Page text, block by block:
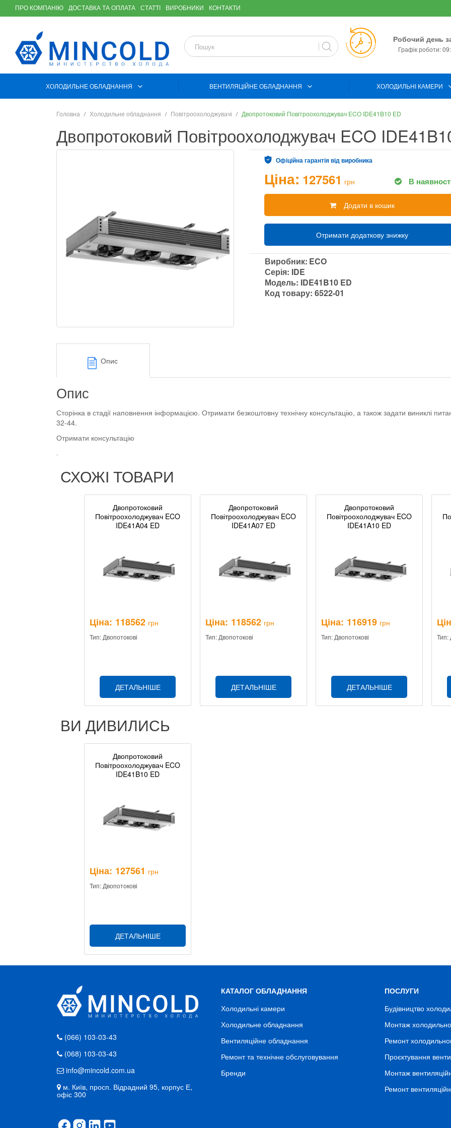
ПРО КОМПАНІЮ ДОСТАВКА ТА ОПЛАТА СТАТТІ ВИРОБНИКИ КОНТАКТИ
Робочий день
Графік роботи:
ХОЛОДИЛЬНЕ ОБЛАДНАННЯ ВЕНТИЛЯЦІЙНЕ ОБЛАДНАННЯ ХОЛОДИЛЬНІ КАМЕРИ
Головна Холодильне обладнання Повітроохолоджувачі Двопротоковий Повітроохолоджувач ECO IDE41B10 ED
Двопротоковий Повітроохолоджувач ECO
Офіційна гарантія від виробника
Ціна: 127561 грн В
Додати в кошик
Отримати додаткову знижку
Виробник: ECO
Серія: IDE
Модель: IDE41B10 ED
Код товару:6522-01
Опис
Опис
Сторінка в стадії наповнення інформацією. Отримати безкоштовну технічну консультацію, а також задати виниклі
32-44.
Отримати консультацію
.
СХОЖІ ТОВАРИ
Двопротоковий
Повітроохолоджувач ECO
IDE41A04 ED
Ціна: 118562 грн
Тип: Двопотокові
ДЕТАЛЬНІШЕ
Двопротоковий
Повітроохолоджувач ECO
IDE41A07 ED
Ціна: 118562 грн
Тип: Двопотокові
ДЕТАЛЬНІШЕ
Двопротоковий
Повітроохолоджувач ECO
IDE41A10 ED
Ціна: 116919 грн
Тип: Двопотокові
ДЕТАЛЬНІШЕ
Тип:
ВИ ДИВИЛИСЬ
Двопротоковий
Повітроохолоджувач ECO
IDE41B10 ED
Ціна: 127561 грн
Тип: Двопотокові
ДЕТАЛЬНІШЕ
(066) 103-03-43
(068) 103-03-43
info@mincold.com.ua
м. Київ, просп. Відрадний 95, корпус Е,
офіс 300
КАТАЛОГ ОБЛАДНАННЯ
Холодильні камери
Холодильне обладнання
Вентиляційне обладнання
Ремонт та технічне обслуговування
Бренди
ПОСЛУГИ
Будівництво
Монтаж
Ремонт
Проєктування
Монтаж
Ремонт